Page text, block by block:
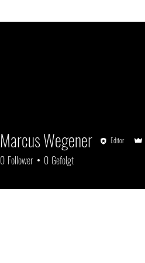
Marcus Wegener Editor
0 Follower 0 Gefolgt